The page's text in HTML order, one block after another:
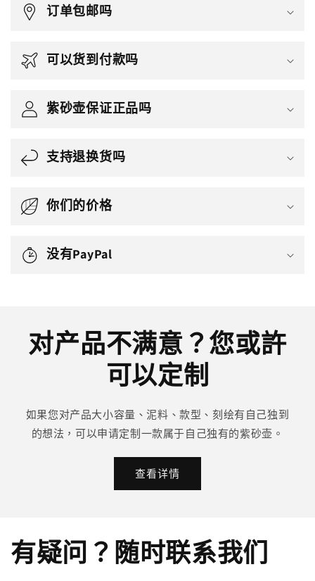
订单包邮吗
可以货到付款吗
紫砂壶保证正品吗
支持退换货吗
你们的价格
没有PayPal
对产品不满意？您或許
可以定制
如果您对产品大小容量、泥料、款型、刻绘有自己独到
的想法，可以申请定制一款属于自己独有的紫砂壶。
查看详情
有疑问？随时联系我们